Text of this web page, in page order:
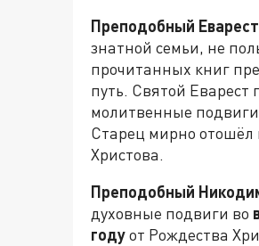
Преподобный
знатной семьи, не
прочитанных книг
путь. Святой Еварест
молитвенные
Старец мирно отошёл
Христова.
Преподобный
духовные подвиги во
годуот Рождества